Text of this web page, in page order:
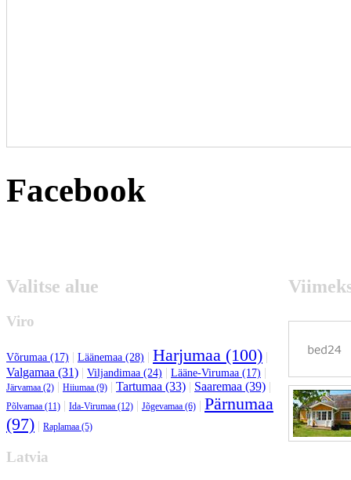
Facebook
Valitse alue
Viro
Võrumaa (17) | Läänemaa (28) | Harjumaa (100) |
Valgamaa (31) | Viljandimaa (24) | Lääne-Virumaa (17) |
Järvamaa (2) | Hiiumaa (9) | Tartumaa (33) | Saaremaa (39) |
Põlvamaa (11) | Ida-Virumaa (12) | Jõgevamaa (6) | Pärnumaa
(97) | Raplamaa (5)
Latvia